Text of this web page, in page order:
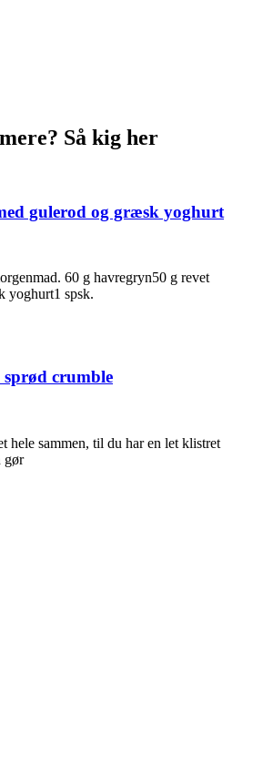
Så kig her
gulerod og græsk yoghurt
60 g havregryn50 g revet
yoghurt1 spsk.
crumble
hele sammen, til du har en let klistret
gør